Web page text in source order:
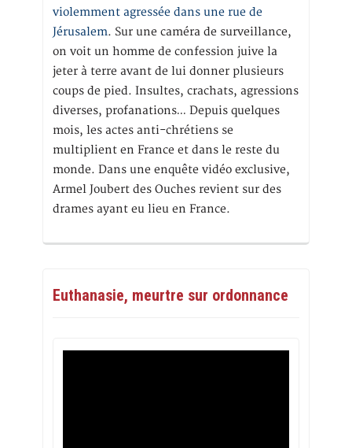
violemment agressée dans une rue de
Jérusalem. Sur une caméra de surveillance,
on voit un homme de confession juive la
jeter à terre avant de lui donner plusieurs
coups de pied. Insultes, crachats, agressions
diverses, profanations… Depuis quelques
mois, les actes anti-chrétiens se
multiplient en France et dans le reste du
monde. Dans une enquête vidéo exclusive,
Armel Joubert des Ouches revient sur des
drames ayant eu lieu en France.
Euthanasie, meurtre sur ordonnance